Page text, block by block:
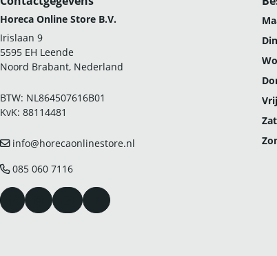
Horeca Online Store B.V.
Irislaan 9
5595 EH Leende
Noord Brabant, Nederland
BTW: NL864507616B01
KvK: 88114481
info@horecaonlinestore.nl
085 060 7116